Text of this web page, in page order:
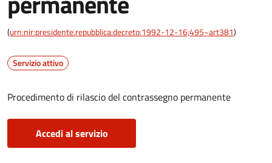
(urn:nir:presidente.repubblica:decreto:1992-12-16;495~art381)
Servizio attivo
Procedimento di rilascio del contrassegno permanente
Accedi al servizio